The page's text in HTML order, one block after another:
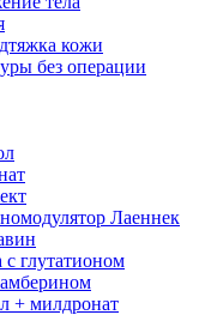
кожи
без операции
Лаеннек
глутатионом
+ милдронат